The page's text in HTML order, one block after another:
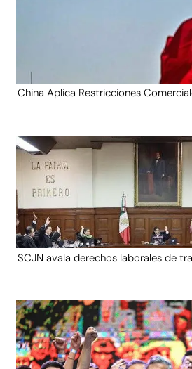
China Aplica Restricciones
SCJN avala derechos laborales de